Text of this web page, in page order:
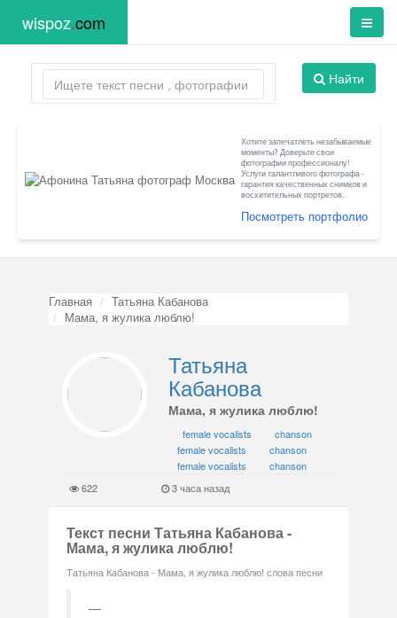
wispoz.com
Найти
Хотите запечатлеть незабываемые
моменты? Доверьте свои
фотографии профессионалу!
Услуги талантливого фотографа -
гарантия качественных снимков и
восхитительных портретов.
Посмотреть портфолио
Главная
Татьяна Кабанова
Мама, я жулика люблю!
Татьяна
Кабанова
Мама, я жулика люблю!
female vocalists
chanson
female vocalists
chanson
female vocalists
chanson
622
3 часа назад
Текст песни Татьяна Кабанова -
Мама, я жулика люблю!
Татьяна Кабанова - Мама, я жулика люблю! слова песни